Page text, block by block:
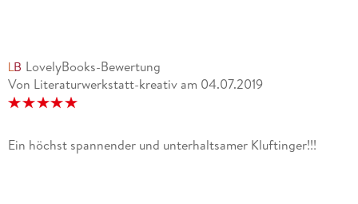
LovelyBooks-Bewertung
Von Literaturwerkstatt-kreativ am 04.07.2019
Ein höchst spannender und unterhaltsamer Kluftinger!!!